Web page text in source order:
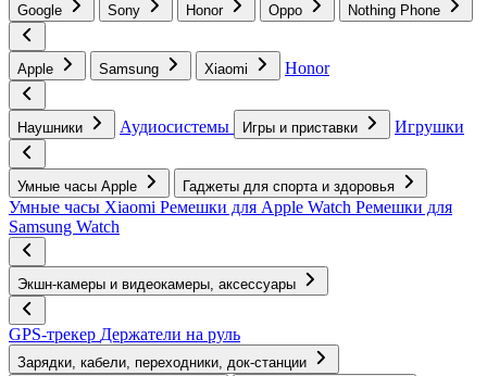
Google
Sony Honor Oppo Nothing Phone
Apple Samsung Xiaomi Honor
Наушники Аудиосистемы Игры и приставки Игрушки
Умные часы Apple Гаджеты для спорта и здоровья
Умные часы Xiaomi Ремешки для Apple Watch Ремешки для
Samsung Watch
Экшн-камеры и видеокамеры, аксессуары
GPS-трекер Держатели на руль
Зарядки, кабели, переходники, док-станции